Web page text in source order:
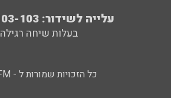
עלייה לשידור: 0552-103-103
בעלות שיחה רגילה
כל הזכויות שמורות ל - 103FM